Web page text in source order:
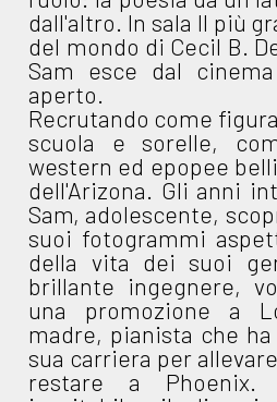
dall'altro. In sala Il più
del mondo di Cecil B.
Sam esce dal
aperto.
Recrutando come
scuola e sorelle,
western ed epopee
dell'Arizona. Gli anni
Sam, adolescente,
suoi fotogrammi
della vita dei suoi
brillante ingegnere,
una promozione a
madre, pianista che ha
sua carriera per
restare a